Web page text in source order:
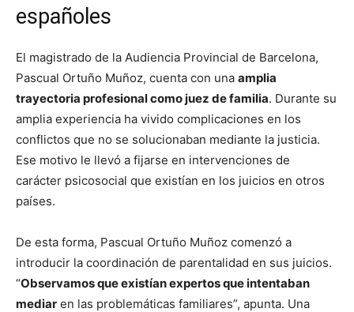
españoles
El magistrado de la Audiencia Provincial de Barcelona,
Pascual Ortuño Muñoz, cuenta con una amplia
trayectoria profesional como juez de familia. Durante su
amplia experiencia ha vivido complicaciones en los
conflictos que no se solucionaban mediante la justicia.
Ese motivo le llevó a fijarse en intervenciones de
carácter psicosocial que existían en los juicios en otros
países.
De esta forma, Pascual Ortuño Muñoz comenzó a
introducir la coordinación de parentalidad en sus juicios.
“Observamos que existían expertos que intentaban
mediar en las problemáticas familiares”, apunta. Una